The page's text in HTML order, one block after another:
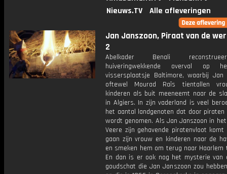
Nieuws.TV
Alle afleveringen
Jan Janszoon, Piraat van de
2
Abelkader Benali
huiveringwekkende overval op
vissersplaatsje Baltimore, waarbij Jan
oftewel Mourad Raïs tientallen
kinderen als buit meeneemt naar de
in Algiers. In zijn vaderland is veel
het aantal landgenoten dat door piraten
wordt genomen. Als Jan Janszoon in
Veere zijn gehavende piratenvloot komt
gaan zijn vrouw en kinderen naar de
en smeken hem om terug naar Haarlem
En dan is er ook nog het mysterie van
goudschat die Jan Janszoon zou